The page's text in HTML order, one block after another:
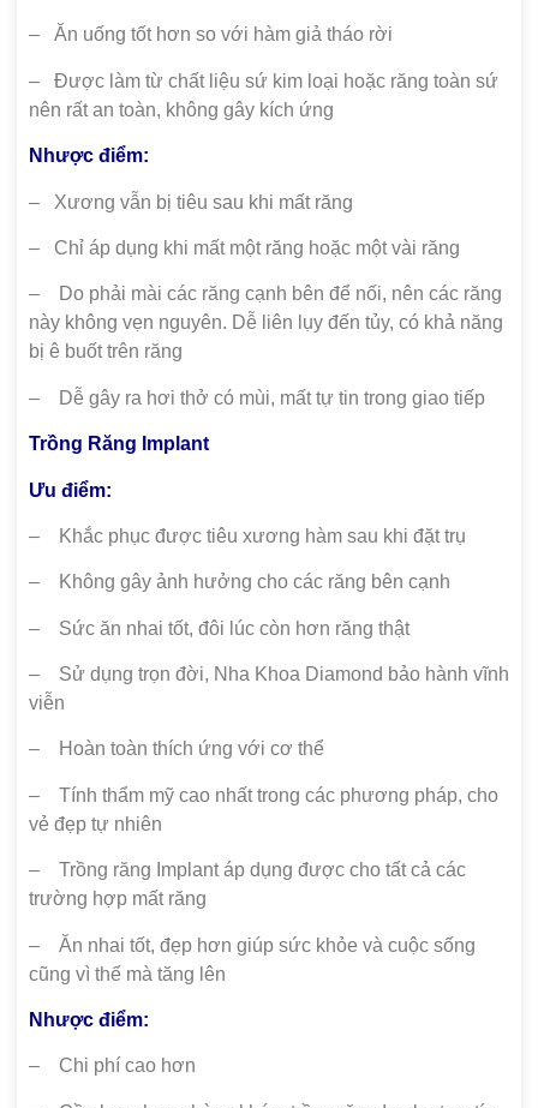
– Ăn uống tốt hơn so với hàm giả tháo rời
– Được làm từ chất liệu sứ kim loại hoặc răng toàn sứ
nên rất an toàn, không gây kích ứng
Nhược điểm:
– Xương vẫn bị tiêu sau khi mất răng
– Chỉ áp dụng khi mất một răng hoặc một vài răng
– Do phải mài các răng cạnh bên để nối, nên các răng
này không vẹn nguyên. Dễ liên lụy đến tủy, có khả năng
bị ê buốt trên răng
– Dễ gây ra hơi thở có mùi, mất tự tin trong giao tiếp
Trồng Răng Implant
Ưu điểm:
– Khắc phục được tiêu xương hàm sau khi đặt trụ
– Không gây ảnh hưởng cho các răng bên cạnh
– Sức ăn nhai tốt, đôi lúc còn hơn răng thật
– Sử dụng trọn đời, Nha Khoa Diamond bảo hành vĩnh
viễn
– Hoàn toàn thích ứng với cơ thể
– Tính thẩm mỹ cao nhất trong các phương pháp, cho
vẻ đẹp tự nhiên
– Trồng răng Implant áp dụng được cho tất cả các
trường hợp mất răng
– Ăn nhai tốt, đẹp hơn giúp sức khỏe và cuộc sống
cũng vì thế mà tăng lên
Nhược điểm:
– Chi phí cao hơn